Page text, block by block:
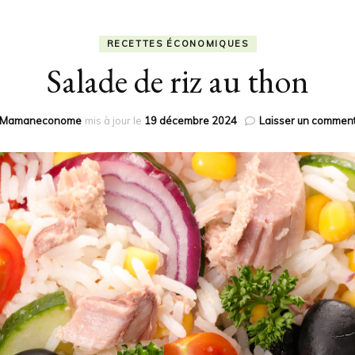
RECETTES ÉCONOMIQUES
Salade de riz au thon
mis à jour le 19 décembre 2024 Laisser un